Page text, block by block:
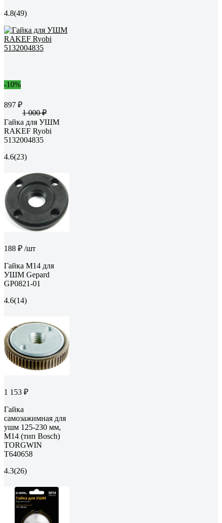
4.8(49)
-10%
897 ₽
1 000 ₽
Гайка для УШМ
RAKEF Ryobi
5132004835
4.6(23)
188 ₽ /шт
Гайка М14 для
УШМ Gepard
GP0821-01
4.6(14)
1 153 ₽
Гайка
самозажимная для
ушм 125-230 мм,
М14 (тип Bosch)
TORGWIN
T640658
4.3(26)